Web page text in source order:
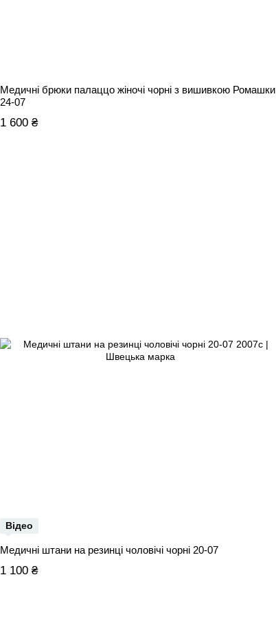
Медичні брюки палаццо жіночі чорні з вишивкою Ромашки
24-07
1 600 ₴
Відео
Медичні штани на резинці чоловічі чорні 20-07
1 100 ₴